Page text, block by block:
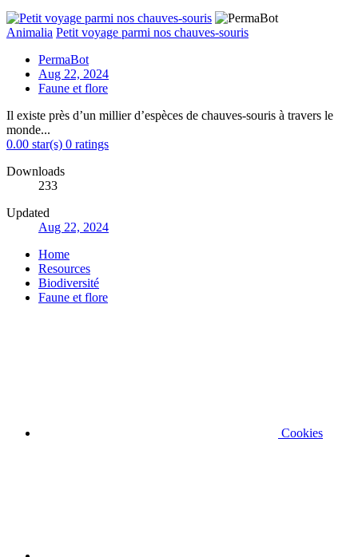
Animalia Petit voyage parmi nos chauves-souris
PermaBot
Aug 22, 2024
Faune et flore
Il existe près d’un millier d’espèces de chauves-souris à travers le
monde...
0.00 star(s) 0 ratings
Downloads
233
Updated
Aug 22, 2024
Home
Resources
Biodiversité
Faune et flore
Cookies